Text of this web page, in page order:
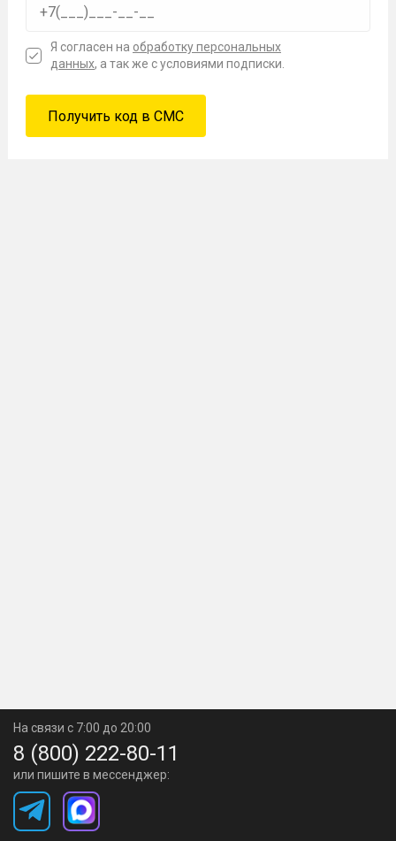
Я согласен на обработку персональных
данных, а так же с условиями подписки.
На связи с 7:00 до 20:00
8 (800) 222-80-11
или пишите в мессенджер: